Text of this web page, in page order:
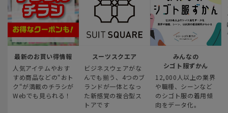
最新のお買い得情報
人気アイテムやおす
すめ商品などの“おト
ク“が満載のチラシが
Webでも見られる！
スーツスクエア
ビジネスウェアがな
んでも揃う、4つのブ
ランドが一体となっ
た新感覚の複合型ス
トアです
みんなの
シゴト服ずかん
12,000人以上の業界
や職種、シーンなど
のシゴト服の着用傾
向をデータ化。